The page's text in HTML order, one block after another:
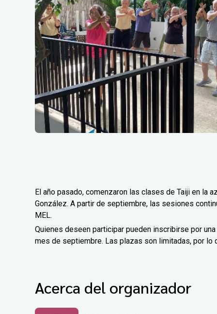
El año pasado, comenzaron las clases de Taiji en la
González. A partir de septiembre, las sesiones
MEL.
Quienes deseen participar pueden inscribirse por
mes de septiembre. Las plazas son limitadas, por lo
Acerca del organizador